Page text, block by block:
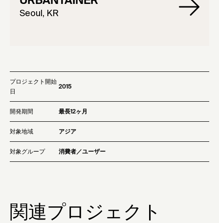
Seoul, KR
プロジェクト開始
日
2015
開発期間 最長12ヶ月
対象地域 アジア
対象グループ 消費者／ユーザー
関連プロジェクト